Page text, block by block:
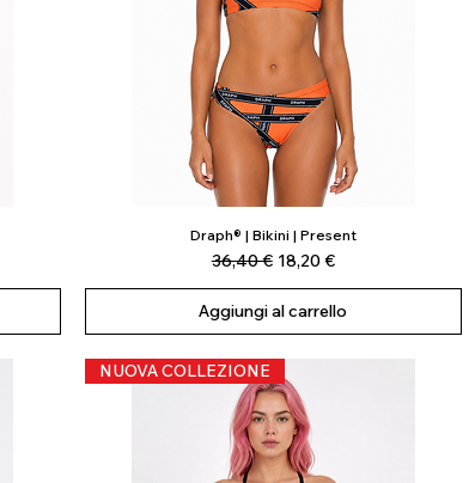
Vista rapida
Draph® | Bikini | Present
Prezzo regolare
36,40 € Prezzo scontato
18,20 €
Aggiungi al carrello
NUOVA COLLEZIONE